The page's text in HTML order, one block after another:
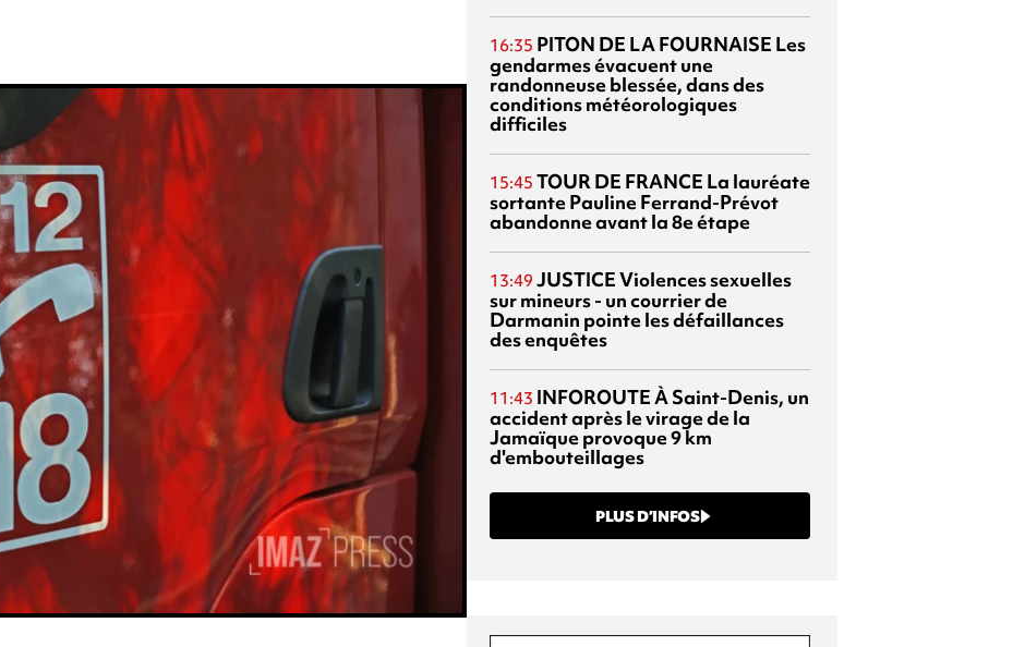
16:35 PITON DE LA FOURNAISE Les
gendarmes évacuent une
randonneuse blessée, dans des
conditions météorologiques
difficiles
15:45 TOUR DE FRANCE La lauréate
sortante Pauline Ferrand-Prévot
abandonne avant la 8e étape
13:49 JUSTICEViolences sexuelles
sur mineurs - un courrier de
Darmanin pointe les défaillances
des enquêtes
11:43 INFOROUTEÀ Saint-Denis, un
accident après le virage de la
Jamaïque provoque 9 km
d'embouteillages
PLUS D’INFOS